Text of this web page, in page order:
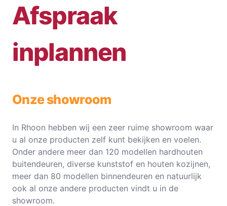
Afspraak
inplannen
Onze showroom
In Rhoon hebben wij een zeer ruime showroom waar
u al onze producten zelf kunt bekijken en voelen.
Onder andere meer dan 120 modellen hardhouten
buitendeuren, diverse kunststof en houten kozijnen,
meer dan 80 modellen binnendeuren en natuurlijk
ook al onze andere producten vindt u in de
showroom.